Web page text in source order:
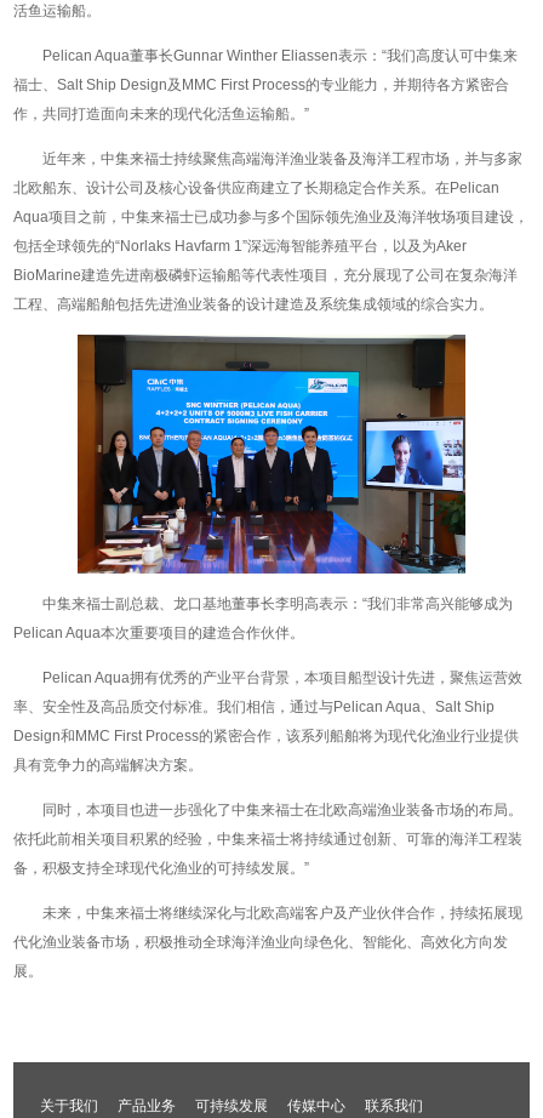
活鱼运输船。
Pelican Aqua董事长Gunnar Winther Eliassen表示：“我们高度认可中集来
福士、Salt Ship Design及MMC First Process的专业能力，并期待各方紧密合
作，共同打造面向未来的现代化活鱼运输船。”
近年来，中集来福士持续聚焦高端海洋渔业装备及海洋工程市场，并与多家
北欧船东、设计公司及核心设备供应商建立了长期稳定合作关系。在Pelican
Aqua项目之前，中集来福士已成功参与多个国际领先渔业及海洋牧场项目建设，
包括全球领先的“Norlaks Havfarm 1”深远海智能养殖平台，以及为Aker
BioMarine建造先进南极磷虾运输船等代表性项目，充分展现了公司在复杂海洋
工程、高端船舶包括先进渔业装备的设计建造及系统集成领域的综合实力。
中集来福士副总裁、龙口基地董事长李明高表示：“我们非常高兴能够成为
Pelican Aqua本次重要项目的建造合作伙伴。
Pelican Aqua拥有优秀的产业平台背景，本项目船型设计先进，聚焦运营效
率、安全性及高品质交付标准。我们相信，通过与Pelican Aqua、Salt Ship
Design和MMC First Process的紧密合作，该系列船舶将为现代化渔业行业提供
具有竞争力的高端解决方案。
同时，本项目也进一步强化了中集来福士在北欧高端渔业装备市场的布局。
依托此前相关项目积累的经验，中集来福士将持续通过创新、可靠的海洋工程装
备，积极支持全球现代化渔业的可持续发展。”
未来，中集来福士将继续深化与北欧高端客户及产业伙伴合作，持续拓展现
代化渔业装备市场，积极推动全球海洋渔业向绿色化、智能化、高效化方向发
展。
关于我们 产品业务 可持续发展 传媒中心 联系我们